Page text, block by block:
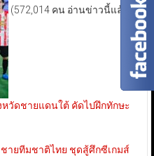
(572,014 คน อ่านข่าวนี้แล้ว)
วัดชายแดนใต้ คัดไปฝึกทักษะ
ายทีมชาติไทย ชุดสู้ศึกซีเกมส์